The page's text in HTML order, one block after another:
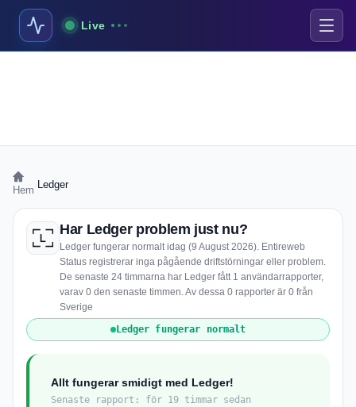
Live
Hem Ledger
Har Ledger problem just nu?
Ledger fungerar normalt idag (9 August 2026). Entireweb
Status registrerar inga pågående driftstörningar eller problem.
De senaste 24 timmarna har Ledger fått 1 användarrapporter,
varav 0 den senaste timmen. Av dessa 0 rapporter är 0 från
Sverige
Ledger fungerar normalt
Allt fungerar smidigt med Ledger!
Senaste rapport: för 19 timmar sedan